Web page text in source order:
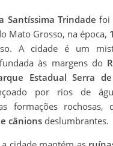
Santíssima Trindade foi
Mato Grosso, na época,
A cidade é um
às margens do
Estadual Serra
por rios de
formações rochosas,
cânions deslumbrantes.